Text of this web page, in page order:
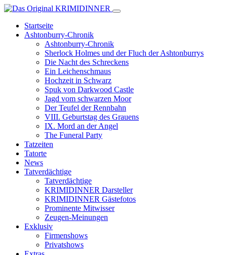
Startseite
Ashtonburry-Chronik
Ashtonburry-Chronik
Sherlock Holmes und der Fluch der Ashtonburrys
Die Nacht des Schreckens
Ein Leichenschmaus
Hochzeit in Schwarz
Spuk von Darkwood Castle
Jagd vom schwarzen Moor
Der Teufel der Rennbahn
VIII. Geburtstag des Grauens
IX. Mord an der Angel
The Funeral Party
Tatzeiten
Tatorte
News
Tatverdächtige
Tatverdächtige
KRIMIDINNER Darsteller
KRIMIDINNER Gästefotos
Prominente Mitwisser
Zeugen-Meinungen
Exklusiv
Firmenshows
Privatshows